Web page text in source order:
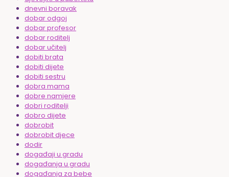
dnevni boravak
dobar odgoj
dobar profesor
dobar roditelj
dobar učitelj
dobiti brata
dobiti dijete
dobiti sestru
dobra mama
dobre namjere
dobri roditelji
dobro dijete
dobrobit
dobrobit djece
dodir
događaji u gradu
događanja u gradu
događanja za bebe